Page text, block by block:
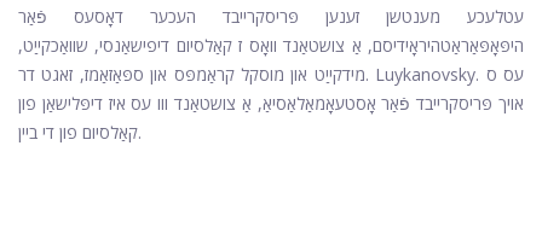
עטלעכע מענטשן זענען פּריסקרייבד העכער דאָסעס פֿאַר
היפּאָפּאַראַטהיראָידיסם, אַ צושטאַנד וואָס ז קאַלסיום דיפישאַנסי, שוואַכקייַט,
מידקייַט און מוסקל קראַמפּס און ספּאַזאַמז, זאגט דר. Luykanovsky. עס ס
אויך פּריסקרייבד פֿאַר אָסטעאָמאַלאַסיאַ, אַ צושטאַנד ווו עס איז דיפּלישאַן פון
קאַלסיום פון די ביין.